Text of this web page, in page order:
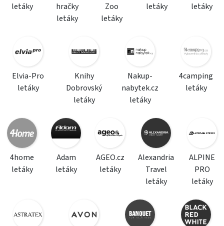
letáky
hračky
letáky
Zoo
letáky
letáky
letáky
Elvia-Pro
letáky
Knihy
Dobrovský
letáky
Nakup-
nabytek.cz
letáky
4camping
letáky
4home
letáky
Adam
letáky
AGEO.cz
letáky
Alexandria
Travel
letáky
ALPINE
PRO
letáky